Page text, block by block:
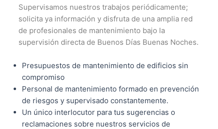
Supervisamos nuestros trabajos periódicamente;
solicita ya información y disfruta de una amplia red
de profesionales de mantenimiento bajo la
supervisión directa de Buenos Días Buenas Noches.
Presupuestos de mantenimiento de edificios sin
compromiso
Personal de mantenimiento formado en prevención
de riesgos y supervisado constantemente.
Un único interlocutor para tus sugerencias o
reclamaciones sobre nuestros servicios de